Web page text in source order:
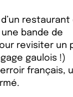
restaurant
bande de
revisiter un
gaulois !)
français,